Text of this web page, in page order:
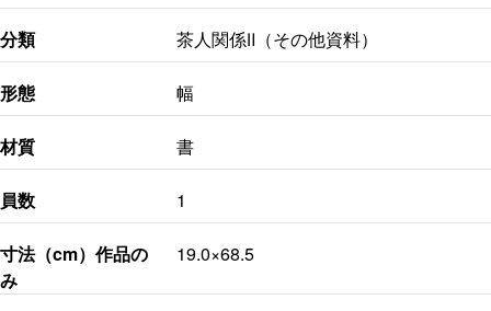
分類 茶人関係Ⅱ（その他資料）
形態 幅
材質 書
員数 1
寸法（cm）作品の
み
19.0×68.5